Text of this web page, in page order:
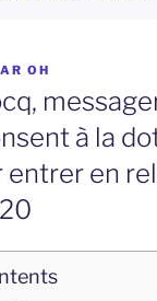
OH
à la
en